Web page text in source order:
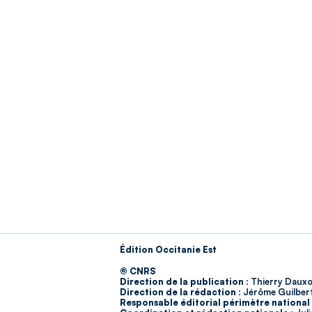
Édition Occitanie Est
© CNRS
Direction de la publication : Thierry
Direction de la rédaction : Jérôme
Responsable éditorial périmètre national